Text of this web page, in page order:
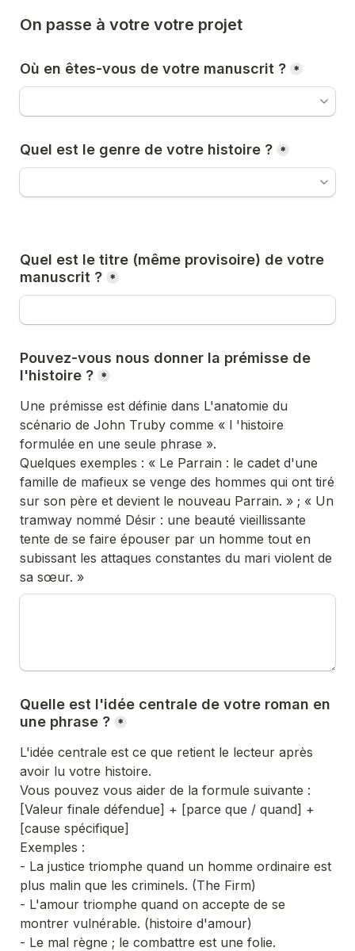
On passe à votre votre projet
Où en êtes-vous de votre manuscrit ? *
Quel est le genre de votre histoire ? *
Quel est le titre (même provisoire) de votre
manuscrit ? *
Pouvez-vous nous donner la prémisse de
l'histoire ? *
Une prémisse est définie dans L'anatomie du
scénario de John Truby comme « l 'histoire
formulée en une seule phrase ».
Quelques exemples : « Le Parrain : le cadet d'une
famille de mafieux se venge des hommes qui ont tiré
sur son père et devient le nouveau Parrain. » ; « Un
tramway nommé Désir : une beauté vieillissante
tente de se faire épouser par un homme tout en
subissant les attaques constantes du mari violent de
sa sœur. »
Quelle est l'idée centrale de votre roman en
une phrase ? *
L'idée centrale est ce que retient le lecteur après
avoir lu votre histoire.
Vous pouvez vous aider de la formule suivante :
[Valeur finale défendue] + [parce que / quand] +
[cause spécifique]
Exemples :
- La justice triomphe quand un homme ordinaire est
plus malin que les criminels. (The Firm)
- L'amour triomphe quand on accepte de se
montrer vulnérable. (histoire d'amour)
- Le mal règne ; le combattre est une folie.